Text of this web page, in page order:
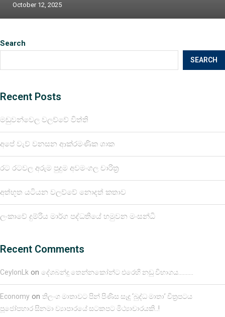
Search
SEARCH
Recent Posts
මඩුවන්වෙල වලව්වේ විත්ති
අපේ වැව් වනසන ආක්රමණික ශාක
රට රටවල අරුම පුදුම අවමංගල චාරිත්‍ර
අත්භූත යටියන වලව්වේ නොදත් කතාව
ලංකාවේ දුම්රිය මාර්ග පද්ධතියේ හමුවන මංසන්ධි
Recent Comments
CeylonLk on දේශබන්දු තෙන්නකෝන්ට එරෙහි නඩු විභාගය……….
Economy on තිලංග මාතාවට පින් පිණිස සෑදූ ‘බුද්ධ මාතා’ චිත්‍රපටය
පූජෝපහාර සිනමා ව්‍යාපාරයේ සටකපට මිථ්‍යාචාරයකි..!
October 12, 2025